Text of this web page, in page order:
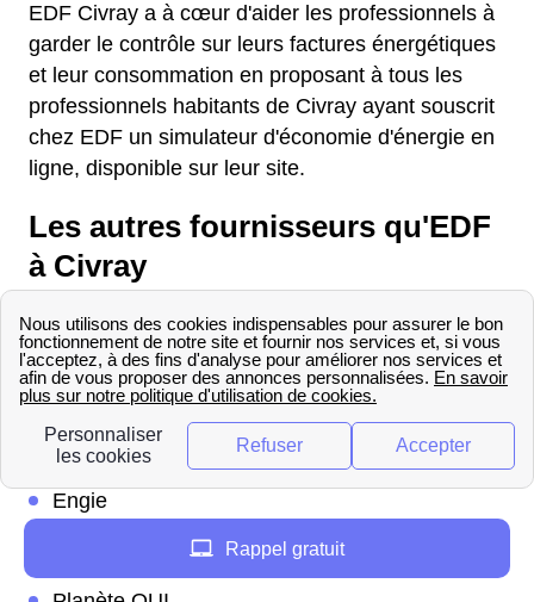
EDF Civray a à cœur d'aider les professionnels à
garder le contrôle sur leurs factures énergétiques
et leur consommation en proposant à tous les
professionnels habitants de Civray ayant souscrit
chez EDF un simulateur d'économie d'énergie en
ligne, disponible sur leur site.
Les autres fournisseurs qu'EDF
à Civray
Concurrents EDF à Civray
Quels sont les concurrents d'EDF à Civray ?
Il y en a différents présents sur le marché mais
les principaux sont :
Engie
Rappel gratuit